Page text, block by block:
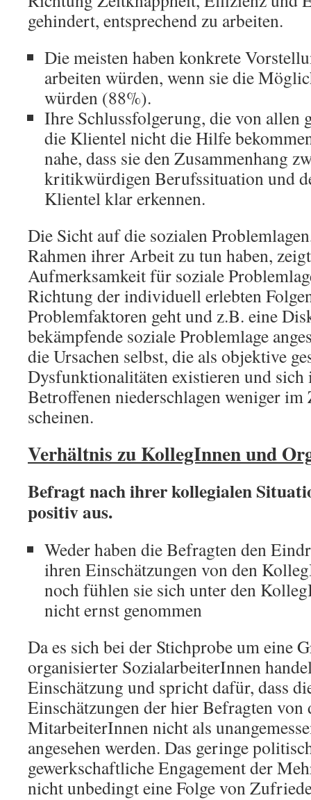
gehindert, entsprechend zu arbeiten.
Die meisten haben konkrete
arbeiten würden, wenn sie die
würden (88%).
Ihre Schlussfolgerung, die von allen
die Klientel nicht die Hilfe
nahe, dass sie den Zusammenhang
kritikwürdigen Berufssituation und
Klientel klar erkennen.
Die Sicht auf die sozialen
Rahmen ihrer Arbeit zu tun haben,
Aufmerksamkeit für soziale
Richtung der individuell erlebten
Problemfaktoren geht und z.B. eine
bekämpfende soziale Problemlage
die Ursachen selbst, die als objektive
Dysfunktionalitäten existieren und sich
Betroffenen niederschlagen weniger im
scheinen.
Verhältnis zu KollegInnen und
Befragt nach ihrer kollegialen
positiv aus.
Weder haben die Befragten den
ihren Einschätzungen von den
noch fühlen sie sich unter den
nicht ernst genommen
Da es sich bei der Stichprobe um eine
organisierter SozialarbeiterInnen
Einschätzung und spricht dafür, dass
Einschätzungen der hier Befragten von
MitarbeiterInnen nicht als
angesehen werden. Das geringe
gewerkschaftliche Engagement der
nicht unbedingt eine Folge von